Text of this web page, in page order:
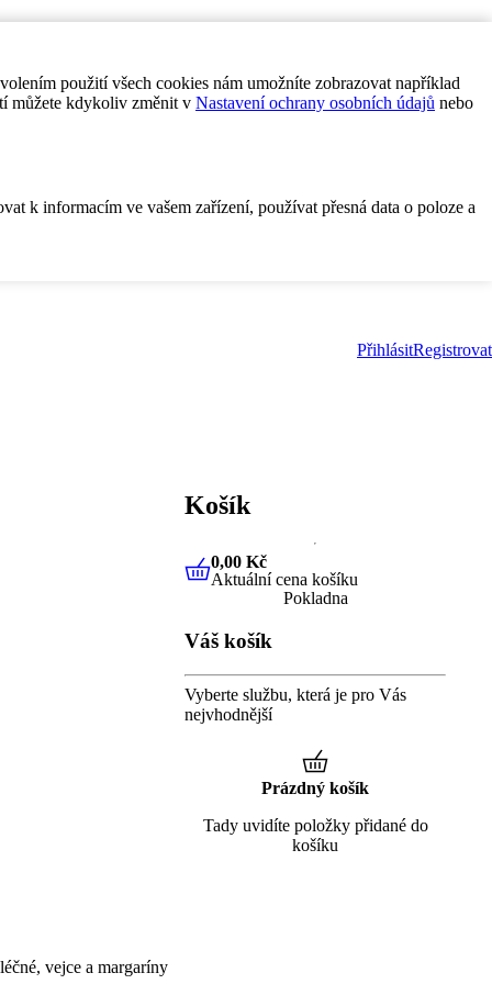
použití všech cookies nám umožníte zobrazovat například
můžete kdykoliv změnit v Nastavení ochrany osobních údajů nebo
k informacím ve vašem zařízení, používat přesná data o poloze a
PřihlásitRegistrovat
vejce a margaríny
Košík
0,00 KčAktuální cena košíku
0,00 Kč
Aktuální cena košíku
Pokladna
Váš košík
Vyberte službu, která je pro Vás
nejvhodnější
Prázdný košík
Tady uvidíte položky přidané do
košíku